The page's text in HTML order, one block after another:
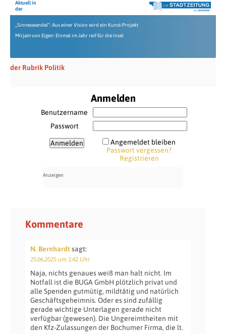
Aktuell in
der
„Sinneswandel“: Aus einer Vision wird ein Kunst-Projekt
Mirjam von Eigen: Einmal im Jahr reif für die Insel
der Rubrik Politik
Anmelden
Benutzername
Passwort
Angemeldet bleiben
Passwort vergessen?
Registrieren
Kommentare
N. Bernhardtsagt:
25.06.2025 um 1:42 Uhr
Naja, nichts genaues weiß man halt nicht. Im
Notfall ist die BUGA GmbH plötzlich privat und
alle Spenden gutmütig, mildtätig und natürlich
Geschäftsgeheimnis. Oder es sind zufällig
gerade wichtige Unterlagen gerade nicht
verfügbar (gewesen). Die Ungereimtheiten mit
den Kfz-Zulassungen der Bochumer Firma, die lt.